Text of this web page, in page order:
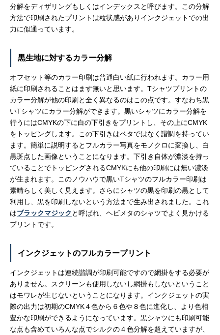
分解をディザリングもしくはインデックスと呼びます。この分解
方法で印刷されたプリントは粒状感がありインクジェットでの出
力に似通っています。
黒生地に対するカラー分解
オフセット等のカラー印刷は普通白い紙に行われます。カラー用
紙に印刷されることはます無いと思います。Tシャツプリントの
カラー分解が他の印刷と全く異なるのはこの点です。すなわち黒
いTシャツにカラー分解ができます。黒いシャツにカラー分解を
行うにはCMYKの下に白の下引きをプリントし、その上にCMYK
をトッピングします。この下引きはベタではなく諧調を持ってい
ます。簡単に説明するとフルカラー写真をモノクロに変換し、白
黒斑点した画像ということになります。下引き自体が濃淡を持っ
ていることでトッピングされるCMYKにも他の印刷には無い濃淡
が生まれます。このノウハウで黒いTシャツのフルカラー印刷は
素晴らしく美しく見えます。さらにシャツの黒を印刷の黒として
利用し、黒を印刷しないという方法まで生み出されました。これ
はブラックマジック と呼ばれ、ヘビメタのシャツでよく見かける
プリントです。
インクジェットのフルカラープリント
インクジェットは連続諧調が印刷可能ですので網掛をする必要が
ありません。スクリーンも使用しないし網掛もしないということ
はモワレが生じないということになります。インクジェットの実
際の出力は初期のCMYK４色から６色や８色に進化し、より色相
豊かな印刷ができるようになっています。黒シャツにも印刷可能
な点も含めていろんな点でシルクの４色分解を超えていますが、